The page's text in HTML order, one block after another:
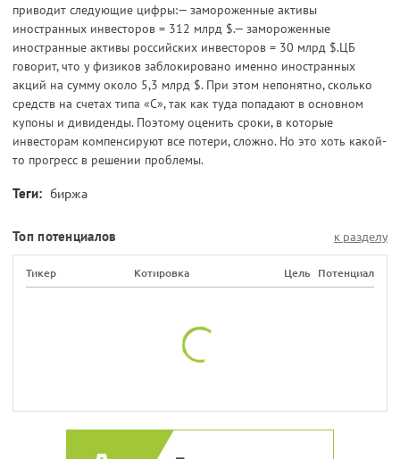
приводит следующие цифры:— замороженные активы
иностранных инвесторов = 312 млрд $.— замороженные
иностранные активы российских инвесторов = 30 млрд $.ЦБ
говорит, что у физиков заблокировано именно иностранных
акций на сумму около 5,3 млрд $. При этом непонятно, сколько
средств на счетах типа «С», так как туда попадают в основном
купоны и дивиденды. Поэтому оценить сроки, в которые
инвесторам компенсируют все потери, сложно. Но это хоть какой-
то прогресс в решении проблемы.
Теги: биржа
Топ потенциалов к разделу
Тикер Котировка Цель Потенциал